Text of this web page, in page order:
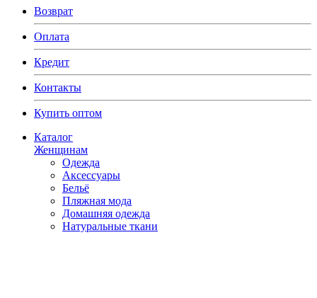
Возврат
Оплата
Кредит
Контакты
Купить оптом
Каталог
Женщинам
Одежда
Аксессуары
Бельё
Пляжная мода
Домашняя одежда
Натуральные ткани